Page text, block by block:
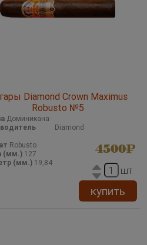
Diamond Crown Maximus
Robusto №5
Доминикана
Diamond
Robusto
(мм.) 127
(мм.) 19,84
4500
шт
купить